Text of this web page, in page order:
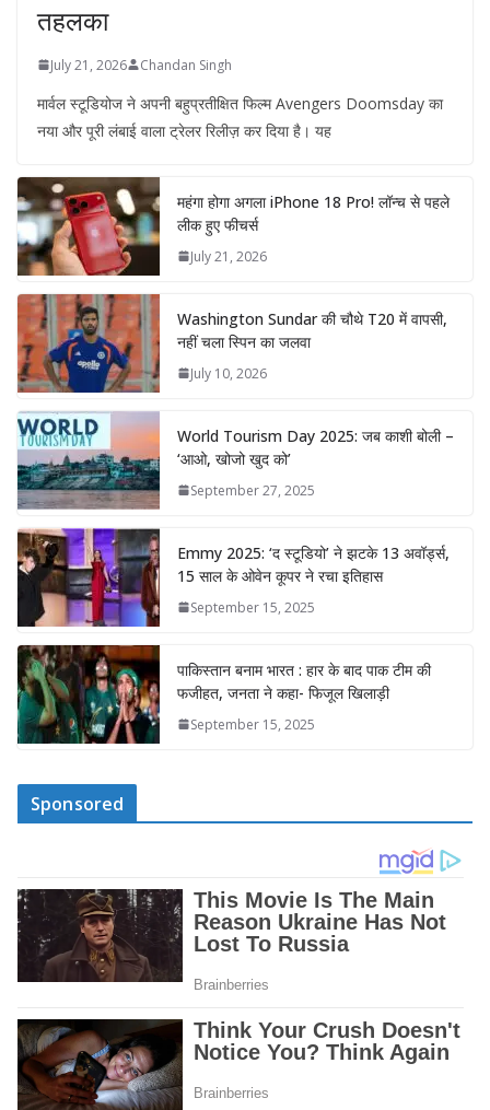
तहलका
July 21, 2026 Chandan Singh
मार्वल स्टूडियोज ने अपनी बहुप्रतीक्षित फिल्म Avengers Doomsday का
नया और पूरी लंबाई वाला ट्रेलर रिलीज़ कर दिया है। यह
महंगा होगा अगला iPhone 18 Pro! लॉन्च से पहले
लीक हुए फीचर्स
July 21, 2026
Washington Sundar की चौथे T20 में वापसी,
नहीं चला स्पिन का जलवा
July 10, 2026
World Tourism Day 2025: जब काशी बोली –
‘आओ, खोजो खुद को’
September 27, 2025
Emmy 2025: ‘द स्टूडियो’ ने झटके 13 अवॉर्ड्स,
15 साल के ओवेन कूपर ने रचा इतिहास
September 15, 2025
पाकिस्तान बनाम भारत : हार के बाद पाक टीम की
फजीहत, जनता ने कहा- फिजूल खिलाड़ी
September 15, 2025
Sponsored